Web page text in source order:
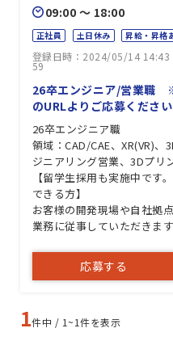
09:00 〜 18:00
正社員 土日休み 昇給・昇格
登録日時：2024/05/14 14:43
59
26卒エンジニア/営業職
のURLよりご応募ください
26卒エンジニア職
領域：CAD/CAE、XR(VR)
ジニアリング営業、3Dプリ
【留学生採用も実施中です
できる方】
お客様の開発現場や自社拠
業務に従事していただきます
応募する
1件中 / 1~1件を表示